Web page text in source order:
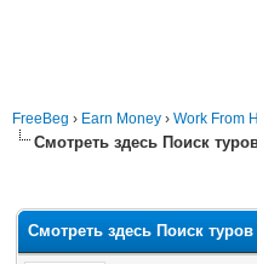
FreeBeg › Earn Money › Work From
Смотреть здесь Поиск
Смотреть здесь Поиск туров